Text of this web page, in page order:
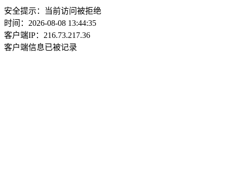
安全提示：当前访问被拒绝
时间：2026-08-08 13:44:35
客户端IP：216.73.217.36
客户端信息已被记录